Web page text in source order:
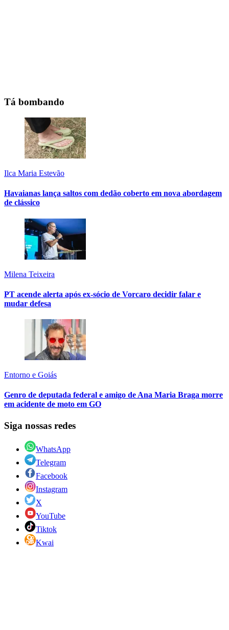
Tá bombando
Ilca Maria Estevão
Havaianas lança saltos com dedão coberto em nova abordagem
de clássico
Milena Teixeira
PT acende alerta após ex-sócio de Vorcaro decidir falar e
mudar defesa
Entorno e Goiás
Genro de deputada federal e amigo de Ana Maria Braga morre
em acidente de moto em GO
Siga nossas redes
WhatsApp
Telegram
Facebook
Instagram
X
YouTube
Tiktok
Kwai